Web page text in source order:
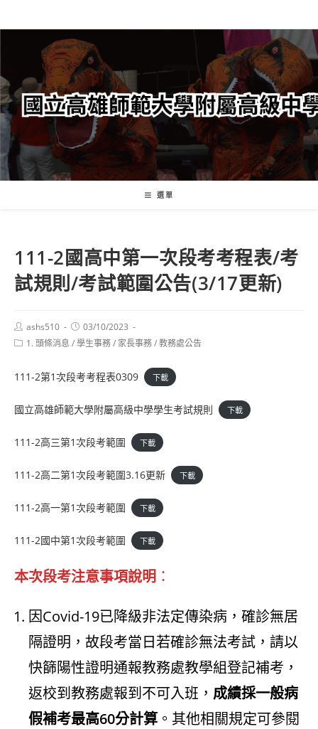
轉
要
內
容
選單
111-2國高中第一次段考考程表/考
試規則/考試範圍公告(3/17更新)
Post
author:
ashs510
Post
published:
03/10/2023
Post1. 頭條消息 /學生事務/ 家長事務/教務處公告
111-2第1次段考考程表0309 下載
國立高雄師範大學附屬高級中學學生考試規則 下載
111-2高三第1次段考範圍 下載
111-2高二第1次段考範圍3.16更新 下載
111-2高一第1次段考範圍 下載
111-2國中第1次段考範圍 下載
本次段考注意事項說明 ：
因Covid-19已降級非法定傳染病，確診無居
隔證明，故段考當日若確診無法考試，請以
快篩陽性證明通報教務處教學組登記補考，
返校到教務處報到不可入班， 成績採一般病
假補考最高60分計算 。其他相關規定可參閱